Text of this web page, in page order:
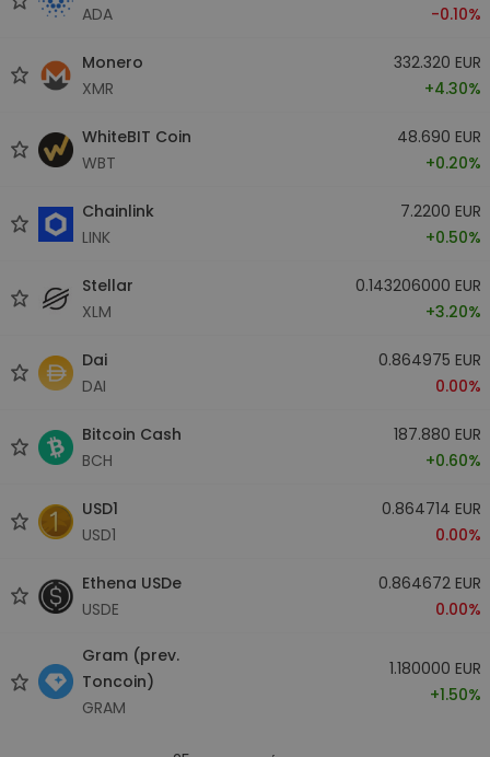
ADA
-0.10%
Monero
XMR
332.320 EUR
+4.30%
WhiteBIT Coin
WBT
48.690 EUR
+0.20%
Chainlink
LINK
7.2200 EUR
+0.50%
Stellar
XLM
0.143206000 EUR
+3.20%
Dai
DAI
0.864975 EUR
0.00%
Bitcoin Cash
BCH
187.880 EUR
+0.60%
USD1
USD1
0.864714 EUR
0.00%
Ethena USDe
USDE
0.864672 EUR
0.00%
Gram (prev.
Toncoin)
GRAM
1.180000 EUR
+1.50%